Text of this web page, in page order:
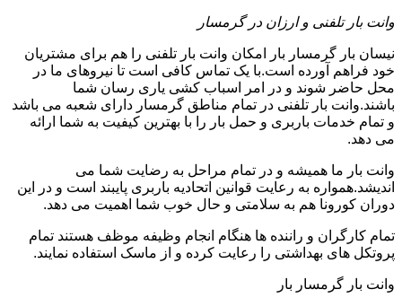
وانت بار تلفنی و ارزان در گرمسار
نیسان بار گرمسار بار امکان وانت بار تلفنی را هم برای مشتریان
خود فراهم آورده است.با یک تماس کافی است تا نیروهای ما در
محل حاضر شوند و در امر اسباب کشی یاری رسان شما
باشند.وانت بار تلفنی در تمام مناطق گرمسار دارای شعبه می باشد
و تمام خدمات باربری و حمل بار را با بهترین کیفیت به شما ارائه
می دهد.
وانت بار ما همیشه و در تمام مراحل به رضایت شما می
اندیشد.همواره به رعایت قوانین اتحادیه باربری پایبند است و در این
دوران کورونا هم به سلامتی و حال خوب شما اهمیت می دهد.
تمام کارگران و راننده ها هنگام انجام وظیفه موظف هستند تمام
پروتکل های بهداشتی را رعایت کرده و از ماسک استفاده نمایند.
وانت بار گرمسار بار